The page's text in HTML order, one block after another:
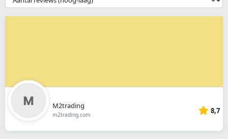
__('Sort')
}}
M2trading
m2trading.com 8,7